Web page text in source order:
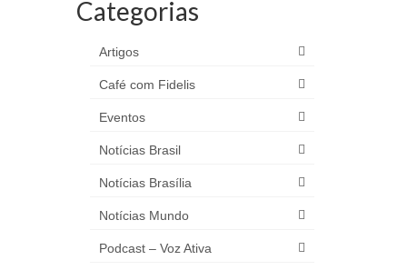
Categorias
Artigos
Café com Fidelis
Eventos
Notícias Brasil
Notícias Brasília
Notícias Mundo
Podcast – Voz Ativa